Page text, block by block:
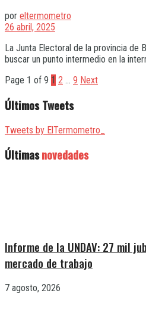
por eltermometro
26 abril, 2025
La Junta Electoral de la provincia de
buscar un punto intermedio en la
Page 1 of 9 1 2 … 9 Next
Últimos Tweets
Tweets by ElTermometro_
Últimasnovedades
Informe de la UNDAV: 27 mil
mercado de trabajo
7 agosto, 2026